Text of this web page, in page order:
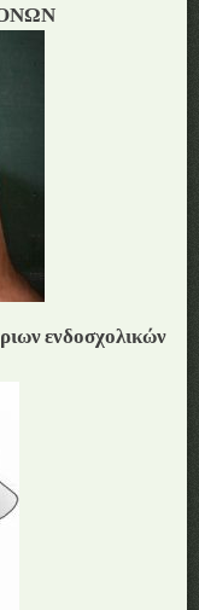
ενδοσχολικών